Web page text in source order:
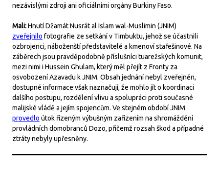
nezávislými zdroji ani oficiálními orgány Burkiny Faso.
Mali:Hnutí Džamát Nusrát al Islam wal-Muslimin (JNIM)
zveřejnilo fotografie ze setkání v Timbuktu, jehož se účastnili
ozbrojenci, náboženští představitelé a kmenoví stařešinové. Na
záběrech jsou pravděpodobně příslušníci tuarežských komunit,
mezi nimi i Hussein Ghulam, který měl přejít z Fronty za
osvobození Azavadu k JNIM. Obsah jednání nebyl zveřejněn,
dostupné informace však naznačují, že mohlo jít o koordinaci
dalšího postupu, rozdělení vlivu a spolupráci proti současné
malijské vládě a jejím spojencům. Ve stejném období JNIM
provedlo útok řízeným výbušným zařízením na shromáždění
provládních domobranců Dozo, přičemž rozsah škod a případné
ztráty nebyly upřesněny.